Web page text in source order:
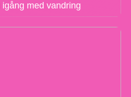
med vandring